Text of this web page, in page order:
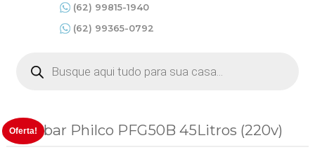
(62) 99815-1940
(62) 99365-0792
produtos
Frigobar Philco PFG50B 45Litros (220v)
Oferta!